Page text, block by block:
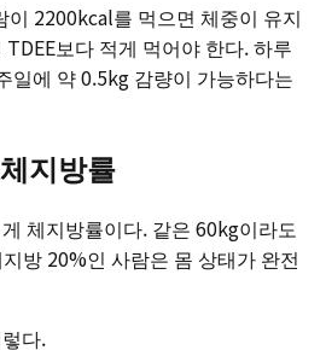
이 2200kcal를 먹으면 체중이 유지
보다 적게 먹어야 한다. 하루
일에 약 0.5kg 감량이 가능하다는
지방률
체지방률이다. 같은 60kg이라도
방 20%인 사람은 몸 상태가 완전
다.